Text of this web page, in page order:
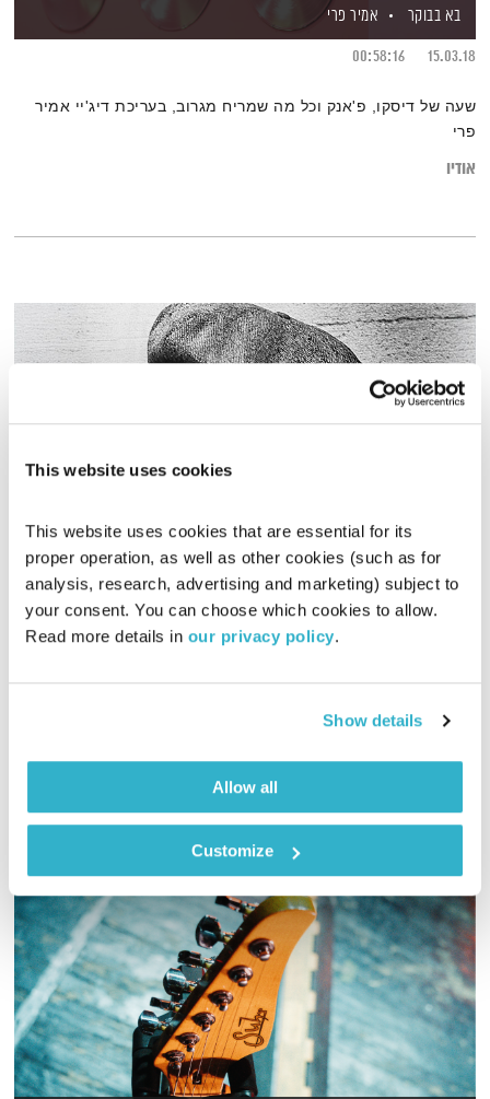
This website uses cookies
This website uses cookies that are essential for its
proper operation, as well as other cookies (such as for
analysis, research, advertising and marketing) subject to
your consent. You can choose which cookies to allow.
Read more details in our privacy policy.
Show details
Allow all
Customize
בא בבוקר
אמיר פרי
15.03.18
00:58:16
שעה של דיסקו, פ'אנק וכל מה שמריח מגרוב, בעריכת דיג'יי אמיר
פרי
אודיו
כל יום מחדש – 22.10.25 – ספיישל Rain Dogs
כל יום מחדש
אמיר פרי